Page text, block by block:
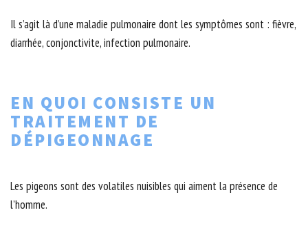
Il s’agit là d’une maladie pulmonaire dont les symptômes sont : fièvre,
diarrhée, conjonctivite, infection pulmonaire.
EN QUOI CONSISTE UN
TRAITEMENT DE
DÉPIGEONNAGE
Les pigeons sont des volatiles nuisibles qui aiment la présence de
l’homme.